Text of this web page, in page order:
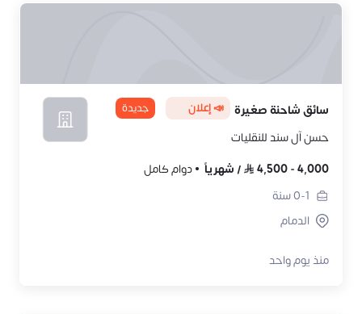
سائق شاحنة صغيرة 📣 إعلان جديدة
حسن آل سند للنقليات
4,000
-
4,500
/ شهرياً
دوام كامل
0-1سنة
الدمام
منذ يوم واحد